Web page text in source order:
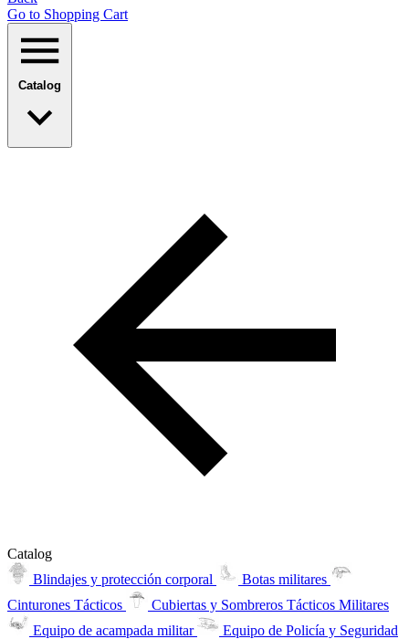
Go to Shopping Сart
Catalog
Catalog
Blindajes y protección corporal
Botas militares
Cinturones Tácticos
Cubiertas y Sombreros Tácticos Militares
Equipo de acampada militar
Equipo de Policía y Seguridad